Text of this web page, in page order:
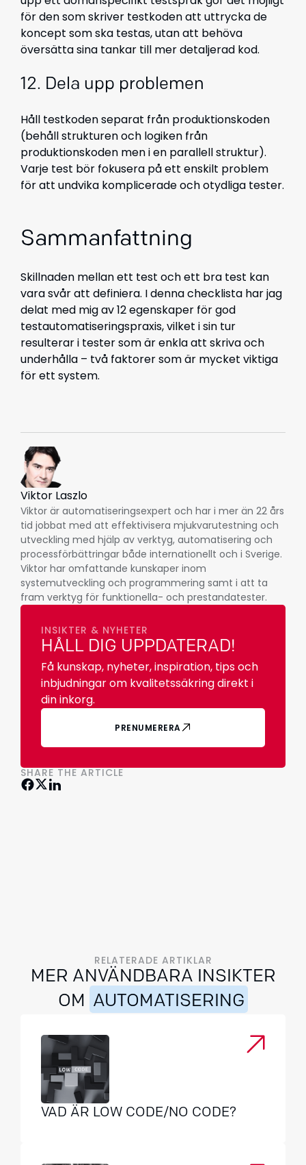
för den som skriver testkoden att uttrycka de
koncept som ska testas, utan att behöva
översätta sina tankar till mer detaljerad kod.
12. Dela upp problemen
Håll testkoden separat från produktionskoden
(behåll strukturen och logiken från
produktionskoden men i en parallell struktur).
Varje test bör fokusera på ett enskilt problem
för att undvika komplicerade och otydliga tester.
Sammanfattning
Skillnaden mellan ett test och ett bra test kan
vara svår att definiera. I denna checklista har jag
delat med mig av 12 egenskaper för god
testautomatiseringspraxis, vilket i sin tur
resulterar i tester som är enkla att skriva och
underhålla – två faktorer som är mycket viktiga
för ett system.
Viktor Laszlo
Viktor är automatiseringsexpert och har i mer än 22 års
tid jobbat med att effektivisera mjukvarutestning och
utveckling med hjälp av verktyg, automatisering och
processförbättringar både internationellt och i Sverige.
Viktor har omfattande kunskaper inom
systemutveckling och programmering samt i att ta
fram verktyg för funktionella- och prestandatester.
INSIKTER & NYHETER
HÅLL DIG UPPDATERAD!
Få kunskap, nyheter, inspiration, tips och
inbjudningar om kvalitetssäkring direkt i
din inkorg.
PRENUMERERA
SHARE THE ARTICLE
RELATERADE ARTIKLAR
MER ANVÄNDBARA INSIKTER
OM AUTOMATISERING
VAD ÄR LOW CODE/NO CODE?